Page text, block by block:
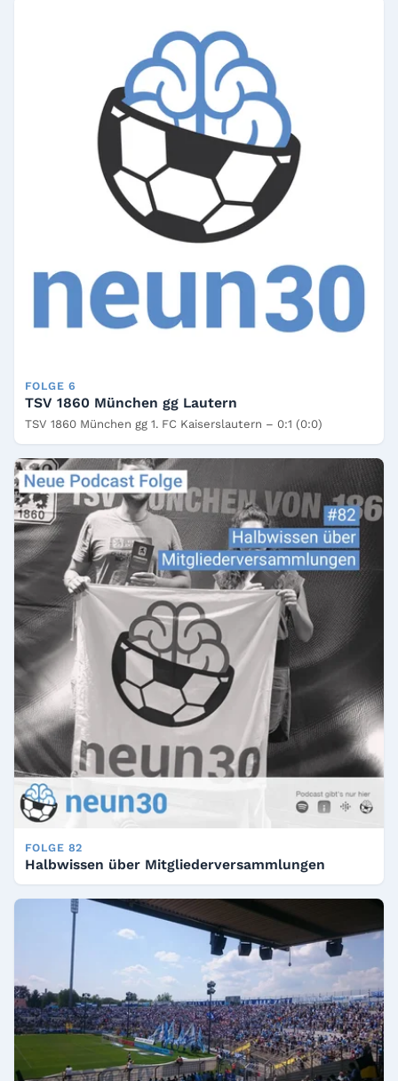
FOLGE 6
TSV 1860 München gg Lautern
TSV 1860 München gg 1. FC Kaiserslautern – 0:1 (0:0)
FOLGE 82
Halbwissen über Mitgliederversammlungen